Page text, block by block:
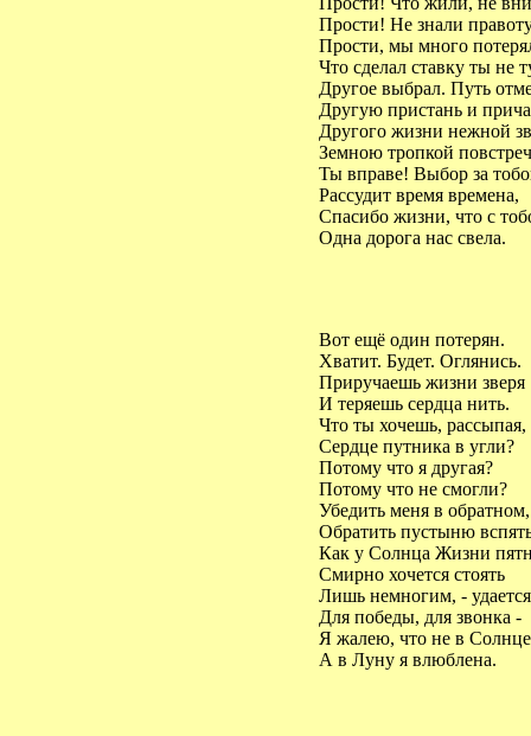
Прости! Не знали
Прости, мы много
Что сделал ставку ты не
Другое выбрал. Путь
Другую пристань и
Другого жизни нежной
Земною тропкой
Ты вправе! Выбор за
Рассудит время времена,
Спасибо жизни, что с
Одна дорога нас свела.
Вот ещё один потерян.
Хватит. Будет. Оглянись.
Приручаешь жизни зверя
И теряешь сердца нить.
Что ты хочешь, рассыпая,
Сердце путника в угли?
Потому что я другая?
Потому что не смогли?
Убедить меня в обратном,
Обратить пустыню
Как у Солнца Жизни
Смирно хочется стоять
Лишь немногим, - удается
Для победы, для звонка -
Я жалею, что не в
А в Луну я влюблена.